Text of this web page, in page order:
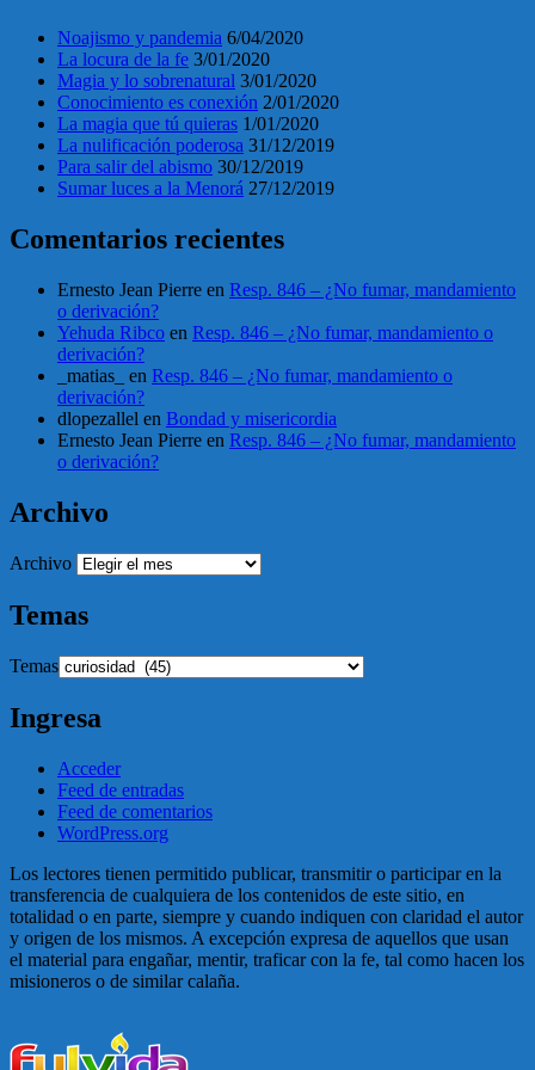
Noajismo y pandemia 6/04/2020
La locura de la fe 3/01/2020
Magia y lo sobrenatural 3/01/2020
Conocimiento es conexión 2/01/2020
La magia que tú quieras 1/01/2020
La nulificación poderosa 31/12/2019
Para salir del abismo 30/12/2019
Sumar luces a la Menorá 27/12/2019
Comentarios recientes
Ernesto Jean Pierre en Resp. 846 – ¿No fumar, mandamiento
o derivación?
Yehuda Ribco en Resp. 846 – ¿No fumar, mandamiento o
derivación?
_matias_
en Resp. 846 – ¿No fumar, mandamiento o
derivación?
dlopezallel en Bondad y misericordia
Ernesto Jean Pierre en Resp. 846 – ¿No fumar, mandamiento
o derivación?
Archivo
Archivo
Temas
Temas
Ingresa
Acceder
Feed de entradas
Feed de comentarios
WordPress.org
Los lectores tienen permitido publicar, transmitir o participar en la
transferencia de cualquiera de los contenidos de este sitio, en
totalidad o en parte, siempre y cuando indiquen con claridad el autor
y origen de los mismos. A excepción expresa de aquellos que usan
el material para engañar, mentir, traficar con la fe, tal como hacen los
misioneros o de similar calaña.